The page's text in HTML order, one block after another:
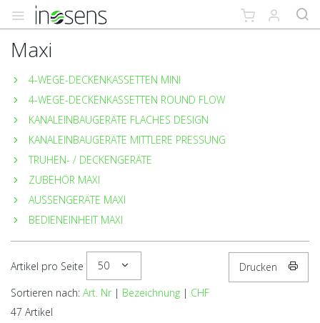
Maxi
4-WEGE-DECKENKASSETTEN MINI
4-WEGE-DECKENKASSETTEN ROUND FLOW
KANALEINBAUGERÄTE FLACHES DESIGN
KANALEINBAUGERÄTE MITTLERE PRESSUNG
TRUHEN- / DECKENGERÄTE
ZUBEHÖR MAXI
AUSSENGERÄTE MAXI
BEDIENEINHEIT MAXI
Artikel pro Seite 50
Drucken
Sortieren nach: Art. Nr | Bezeichnung | CHF
47 Artikel